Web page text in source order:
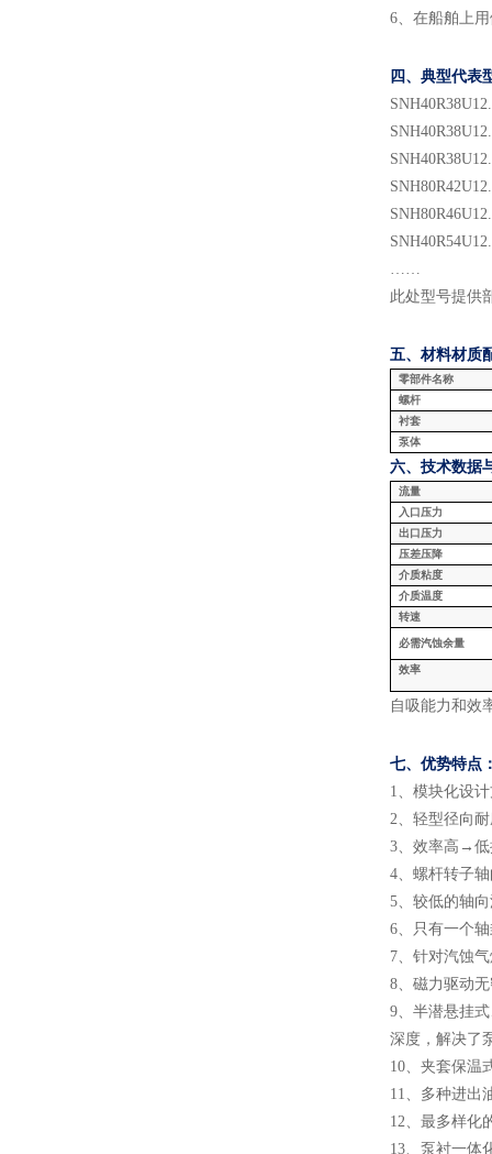
6、 在船舶上
四、典型代表
SNH40R38U
SNH40R38U
SNH40R38U
SNH80R42U
SNH80R46U
SNH40R54U
……
此处型号提供
五、材料材质
零部件名称
螺杆
衬套
泵体
六、技术数据
流量
入口压力
出口压力
压差压降
介质粘度
介质温度
转速
必需汽蚀余量
效率
自吸能力和效
七、 优势特点
1、 模块化设
2、 轻型径向
3、 效率高 →低
4、 螺杆转子
5、 较低的轴
6、
只有一个
7、 针对汽蚀
8、 磁力驱动
9、 半潜悬挂
深度，解决了
10、 夹套保温
11、 多种进出
12、 最多样化
13、 泵衬一体